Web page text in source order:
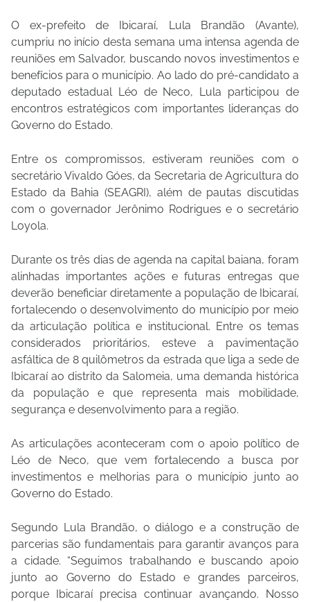
O ex-prefeito de Ibicaraí, Lula Brandão (Avante),
cumpriu no início desta semana uma intensa agenda de
reuniões em Salvador, buscando novos investimentos e
benefícios para o município. Ao lado do pré-candidato a
deputado estadual Léo de Neco, Lula participou de
encontros estratégicos com importantes lideranças do
Governo do Estado.
Entre os compromissos, estiveram reuniões com o
secretário Vivaldo Góes, da Secretaria de Agricultura do
Estado da Bahia (SEAGRI), além de pautas discutidas
com o governador Jerônimo Rodrigues e o secretário
Loyola.
Durante os três dias de agenda na capital baiana, foram
alinhadas importantes ações e futuras entregas que
deverão beneficiar diretamente a população de Ibicaraí,
fortalecendo o desenvolvimento do município por meio
da articulação política e institucional. Entre os temas
considerados prioritários, esteve a pavimentação
asfáltica de 8 quilômetros da estrada que liga a sede de
Ibicaraí ao distrito da Salomeia, uma demanda histórica
da população e que representa mais mobilidade,
segurança e desenvolvimento para a região.
As articulações aconteceram com o apoio político de
Léo de Neco, que vem fortalecendo a busca por
investimentos e melhorias para o município junto ao
Governo do Estado.
Segundo Lula Brandão, o diálogo e a construção de
parcerias são fundamentais para garantir avanços para
a cidade. “Seguimos trabalhando e buscando apoio
junto ao Governo do Estado e grandes parceiros,
porque Ibicaraí precisa continuar avançando. Nosso